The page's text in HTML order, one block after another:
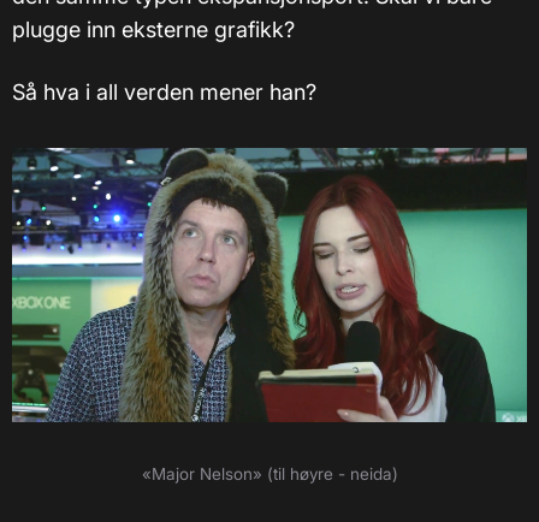
plugge inn eksterne grafikk?
Så hva i all verden mener han?
«Major Nelson» (til høyre - neida)